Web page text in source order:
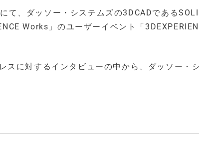
、ダッソー・システムズの3DCADである
Works」のユーザーイベント「
スに対するインタビューの中から、ダッソー・